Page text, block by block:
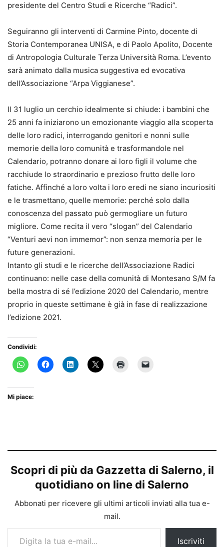
presidente del Centro Studi e Ricerche “Radici”.
Seguiranno gli interventi di Carmine Pinto, docente di
Storia Contemporanea UNISA, e di Paolo Apolito, Docente
di Antropologia Culturale Terza Università Roma. L’evento
sarà animato dalla musica suggestiva ed evocativa
dell’Associazione “Arpa Viggianese”.
Il 31 luglio un cerchio idealmente si chiude: i bambini che
25 anni fa iniziarono un emozionante viaggio alla scoperta
delle loro radici, interrogando genitori e nonni sulle
memorie della loro comunità e trasformandole nel
Calendario, potranno donare ai loro figli il volume che
racchiude lo straordinario e prezioso frutto delle loro
fatiche. Affinché a loro volta i loro eredi ne siano incuriositi
e le trasmettano, quelle memorie: perché solo dalla
conoscenza del passato può germogliare un futuro
migliore. Come recita il vero “slogan” del Calendario
“Venturi aevi non immemor”: non senza memoria per le
future generazioni.
Intanto gli studi e le ricerche dell’Associazione Radici
continuano: nelle case della comunità di Montesano S/M fa
bella mostra di sé l’edizione 2020 del Calendario, mentre
proprio in queste settimane è già in fase di realizzazione
l’edizione 2021.
Condividi:
Mi piace:
Scopri di più da Gazzetta di Salerno, il
quotidiano on line di Salerno
Abbonati per ricevere gli ultimi articoli inviati alla tua e-
mail.
Digita la tua e-mail...
Iscriviti